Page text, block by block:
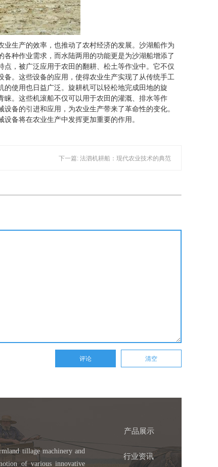
生产的效率，也推动了农村经济的发展。沙湖船作为
种作业需求，而水陆两用的功能更是为沙湖船增添了
，被广泛应用于农田的翻耕、松土等作业中。它不仅
备。这些设备的应用，使得农业生产实现了从传统手工
使用也日益广泛。旋耕机可以轻松地完成田地的旋
。这些机滚船不仅可以用于农田的灌溉、排水等作
备的引进和应用，为农业生产带来了革命性的变化。
备将在农业生产中发挥更加重要的作用。
下一篇: 法泗机耕船：现代农业技术的典范
产品展示
行业资讯
tillage machinery and
of various innovative